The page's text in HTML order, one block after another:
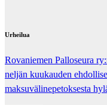
Urheilua
Rovaniemen Palloseura
neljän kuu­kau­den
mak­su­vä­li­ne­pe­tok­ses­ta